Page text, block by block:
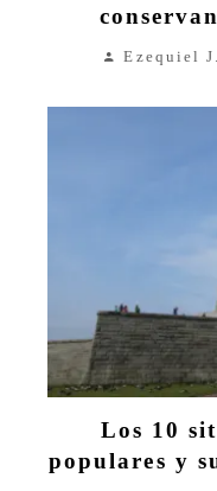
Ezequiel
Los 10
populares y